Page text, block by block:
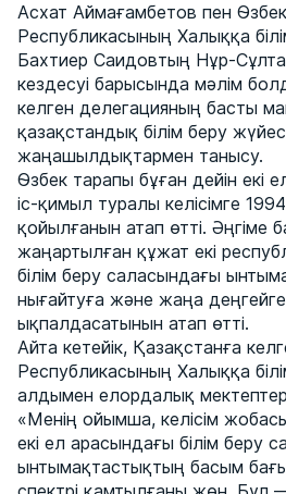
Асхат Аймағамбетов пен
Республикасының Халыққа
Бахтиер Саидовтың Нұр-
кездесуі барысында мәлім
келген делегацияның басты
қазақстандық білім беру
жаңашылдықтармен танысу.
Өзбек тарапы бұған дейін екі
іс-қимыл туралы келісімге
қойылғанын атап өтті. Әңгіме
жаңартылған құжат екі
білім беру саласындағы
нығайтуға және жаңа
ықпалдасатынын атап өтті.
Айта кетейік, Қазақстанға
Республикасының Халыққа
алдымен елордалық
«Менің ойымша, келісім
екі ел арасындағы білім беру
ынтымақтастықтың басым